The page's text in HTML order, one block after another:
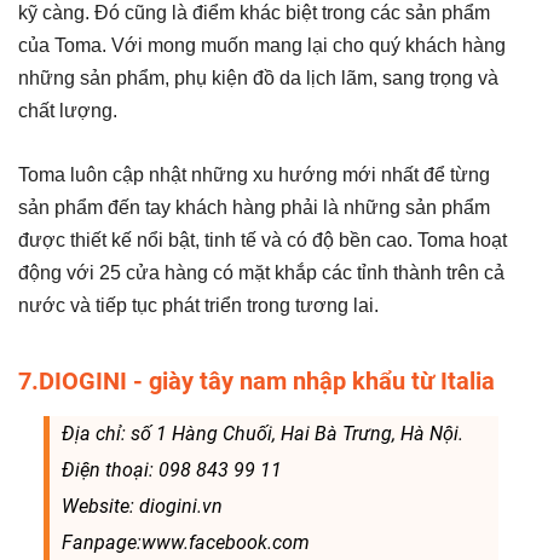
kỹ càng. Đó cũng là điểm khác biệt trong các sản phẩm
của Toma. Với mong muốn mang lại cho quý khách hàng
những sản phẩm, phụ kiện đồ da lịch lãm, sang trọng và
chất lượng.
Toma luôn cập nhật những xu hướng mới nhất để từng
sản phẩm đến tay khách hàng phải là những sản phẩm
được thiết kế nổi bật, tinh tế và có độ bền cao. Toma hoạt
động với 25 cửa hàng có mặt khắp các tỉnh thành trên cả
nước và tiếp tục phát triển trong tương lai.
7.DIOGINI - giày tây nam nhập khẩu từ Italia
Địa chỉ: số 1 Hàng Chuối, Hai Bà Trưng, Hà Nội.
Điện thoại: 098 843 99 11
Website: diogini.vn
Fanpage:www.facebook.com